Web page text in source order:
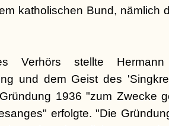
katholischen Bund, nämlich
Verhörs stellte
und dem Geist des
1936 "zum Zwecke
erfolgte. "Die